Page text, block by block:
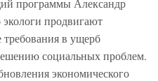
программы Александр
экологи продвигают
в ущерб
социальных проблем.
экономического